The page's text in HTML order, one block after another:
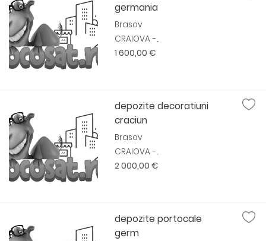
germania
Brasov
CRAIOVA -...
1 600,00 €
depozite decoratiuni
craciun
Brasov
CRAIOVA -...
2 000,00 €
depozite portocale
germ